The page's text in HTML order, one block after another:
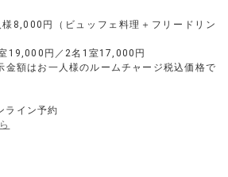
8,000円（ビュッフェ料理＋フリードリン
円／2名1室17,000円
額はお一人様のルームチャージ税込価格で
イン予約